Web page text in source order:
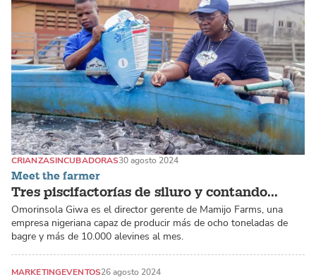
Meet the farmer
Tres piscifactorías de siluro y contando...
CRIANZASINCUBADORAS30 agosto 2024
Omorinsola Giwa es el director gerente de Mamijo Farms, una
empresa nigeriana capaz de producir más de ocho toneladas de
bagre y más de 10.000 alevines al mes.
MARKETINGEVENTOS26 agosto 2024